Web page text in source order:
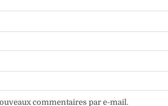
commentaires par e-mail.